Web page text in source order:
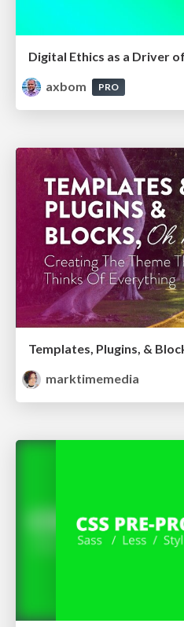
Digital Ethics as a Driver
axbom
PRO
marktimemedia